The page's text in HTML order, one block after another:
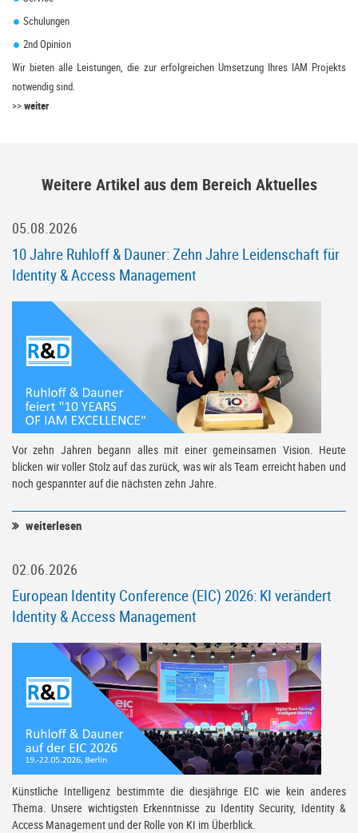
Schulungen
2nd Opinion
Wir bieten alle Leistungen, die zur erfolgreichen Umsetzung Ihres IAM Projekts
notwendig sind.
>>weiter
Weitere Artikel aus dem Bereich Aktuelles
05.08.2026
10 Jahre Ruhloff & Dauner: Zehn Jahre Leidenschaft für
Identity & Access Management
Vor zehn Jahren begann alles mit einer gemeinsamen Vision. Heute
blicken wir voller Stolz auf das zurück, was wir als Team erreicht haben und
noch gespannter auf die nächsten zehn Jahre.
weiterlesen
02.06.2026
European Identity Conference (EIC) 2026: KI verändert
Identity & Access Management
Künstliche Intelligenz bestimmte die diesjährige EIC wie kein anderes
Thema. Unsere wichtigsten Erkenntnisse zu Identity Security, Identity &
Access Management und der Rolle von KI im Überblick.